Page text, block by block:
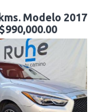
Modelo 2017